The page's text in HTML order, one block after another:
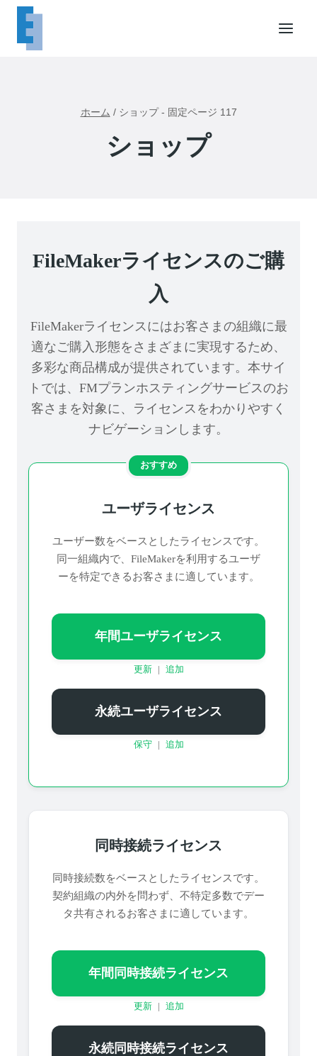
ホーム / ショップ- 固定ページ 117
ショップ
FileMakerライセンスのご購
入
FileMakerライセンスにはお客さまの組織に最
適なご購入形態をさまざまに実現するため、
多彩な商品構成が提供されています。本サイ
トでは、FMプランホスティングサービスのお
客さまを対象に、ライセンスをわかりやすく
ナビゲーションします。
おすすめ
ユーザライセンス
ユーザー数をベースとしたライセンスです。
同一組織内で、FileMakerを利用するユーザ
ーを特定できるお客さまに適しています。
年間ユーザライセンス
更新 追加
永続ユーザライセンス
保守 追加
同時接続ライセンス
同時接続数をベースとしたライセンスです。
契約組織の内外を問わず、不特定多数でデー
タ共有されるお客さまに適しています。
年間同時接続ライセンス
更新 追加
永続同時接続ライセンス